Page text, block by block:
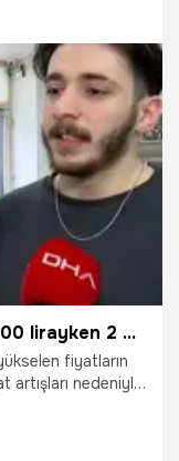
Fiyatlara yüzde 80 zam geldi! '600 lirayken 2 bin liraya yükseldi'
fiyatların
artışları nedeniyle